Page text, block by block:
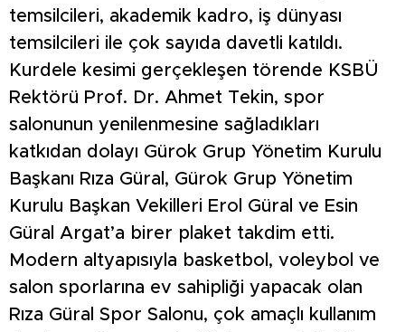
temsilcileri, akademik kadro, iş dünyası
temsilcileri ile çok sayıda davetli katıldı.
Kurdele kesimi gerçekleşen törende KSBÜ
Rektörü Prof. Dr. Ahmet Tekin, spor
salonunun yenilenmesine sağladıkları
katkıdan dolayı Gürok Grup Yönetim Kurulu
Başkanı Rıza Güral, Gürok Grup Yönetim
Kurulu Başkan Vekilleri Erol Güral ve Esin
Güral Argat’a birer plaket takdim etti.
Modern altyapısıyla basketbol, voleybol ve
salon sporlarına ev sahipliği yapacak olan
Rıza Güral Spor Salonu, çok amaçlı kullanım